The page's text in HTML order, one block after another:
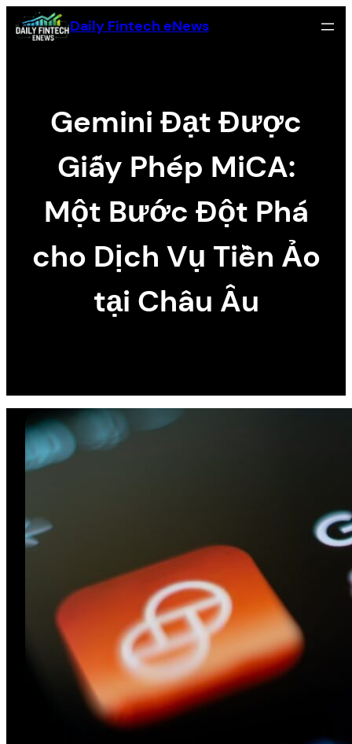
Skip
to
Daily Fintech eNews
Gemini Đạt Được
Giấy Phép MiCA:
Một Bước Đột Phá
cho Dịch Vụ Tiền Ảo
tại Châu Âu